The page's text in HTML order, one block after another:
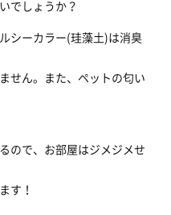
でしょうか？
シーカラー(珪藻土)は消臭
せん。また、ペットの匂い
ので、お部屋はジメジメせ
す！